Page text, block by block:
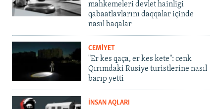
mahkemeleri devlet hainligi
qabaatlavlarını daqqalar içinde
nasıl baqalar
CEMİYET
"Er kes qaça, er kes kete": cenk
Qırımdaki Rusiye turistlerine nasıl
barıp yetti
İNSAN AQLARI